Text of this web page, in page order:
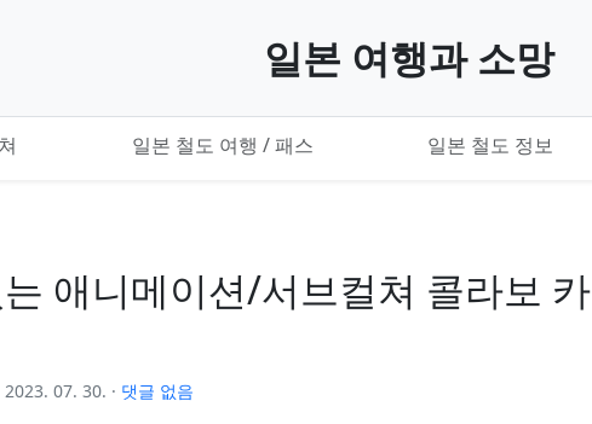
일본 여행과 소망
일본 철도 여행 / 패스 일본 철도 정보
애니메이션/서브컬쳐 콜라보 카
2023. 07. 30. · 댓글 없음